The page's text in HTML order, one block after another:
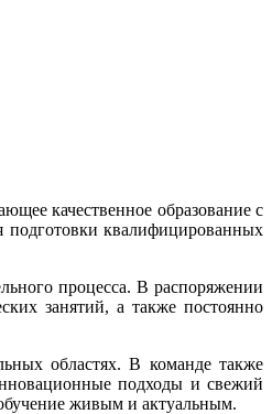
качественное образование с
подготовки квалифицированных
процесса. В распоряжении
занятий, а также постоянно
областях. В команде также
подходы и свежий
живым и актуальным.